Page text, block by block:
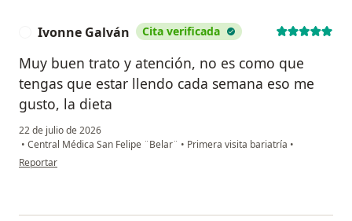
Ivonne Galván Cita verificada
Muy buen trato y atención, no es como que
tengas que estar llendo cada semana eso me
gusto, la dieta
22 de julio de 2026
• Central Médica San Felipe ¨Belar¨ • Primera visita bariatría •
en opinión del usuario Ivonne Galván
Reportar